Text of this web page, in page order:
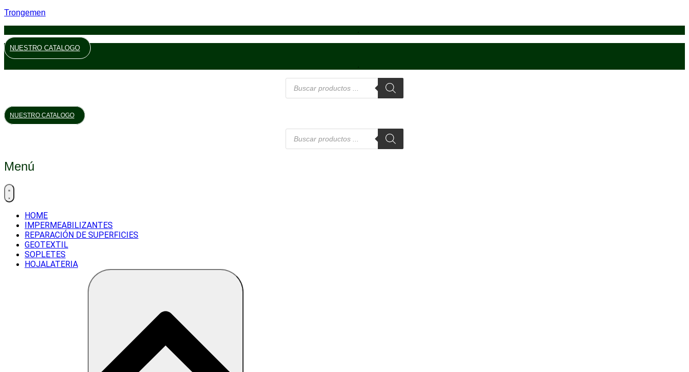
Trongemen
NUESTRO CATALOGO
Búsqueda
de
productos
NUESTRO CATALOGO
Búsqueda
de
productos
Menú
HOME
IMPERMEABILIZANTES
REPARACIÓN DE SUPERFICIES
GEOTEXTIL
SOPLETES
HOJALATERIA